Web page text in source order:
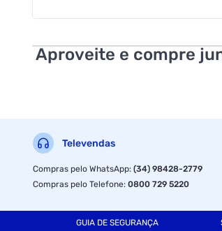
Aproveite e compre
Televendas
Compras pelo WhatsApp:(34) 98428-2779
Compras pelo Telefone:0800 729 5220
GUIA DE SEGURANÇA